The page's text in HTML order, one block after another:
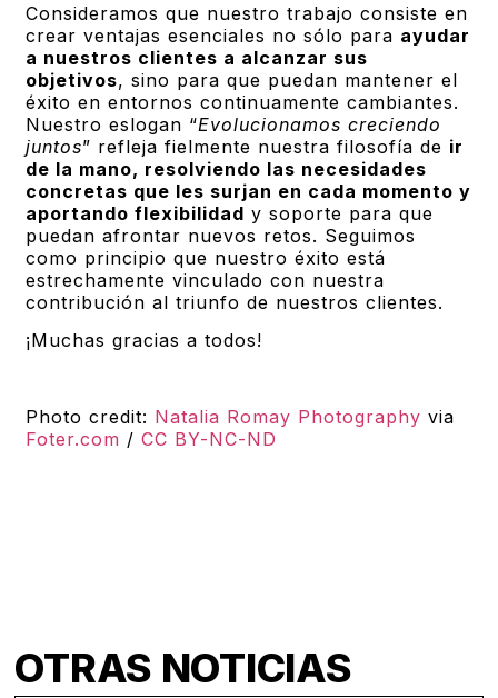
Consideramos que nuestro trabajo consiste en
crear ventajas esenciales no sólo para ayudar
a nuestros clientes a alcanzar sus
objetivos, sino para que puedan mantener el
éxito en entornos continuamente cambiantes.
Nuestro eslogan “Evolucionamos creciendo
juntos” refleja fielmente nuestra filosofía de ir
de la mano, resolviendo las necesidades
concretas que les surjan en cada momento y
aportando flexibilidad y soporte para que
puedan afrontar nuevos retos. Seguimos
como principio que nuestro éxito está
estrechamente vinculado con nuestra
contribución al triunfo de nuestros clientes.
¡Muchas gracias a todos!
Photo credit: Natalia Romay Photography via
Foter.com /CC BY-NC-ND
OTRAS NOTICIAS